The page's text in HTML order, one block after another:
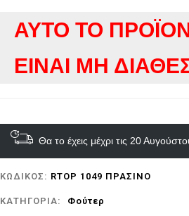
ΑΥΤΌ ΤΟ
ΕΊΝΑΙ ΜΗ
Θα το έχεις μέχρι τις 20
ΚΩΔΙΚΌΣ: RTOP 1049 ΠΡΑΣΙΝΟ
ΚΑΤΗΓΟΡΊΑ: Φούτερ